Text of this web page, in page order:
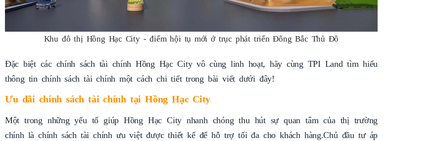
Khu đô thị Hồng Hạc City - điểm hội tụ mới ở trục phát triển Đông Bắc Thủ Đô
Đặc biệt các chính sách tài chính Hồng Hạc City vô cùng linh hoạt, hãy cùng TPI Land tìm hiểu
thông tin chính sách tài chính một cách chi tiết trong bài viết dưới đây!
Ưu đãi chính sách tài chính tại Hồng Hạc City
Một trong những yếu tố giúp Hồng Hạc City nhanh chóng thu hút sự quan tâm của thị trường
chính là chính sách tài chính ưu việt được thiết kế để hỗ trợ tối đa cho khách hàng.Chủ đầu tư áp